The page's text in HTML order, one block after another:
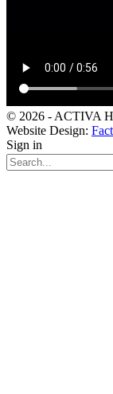
© 2026 - ACTIVA
Website Design:
Sign in